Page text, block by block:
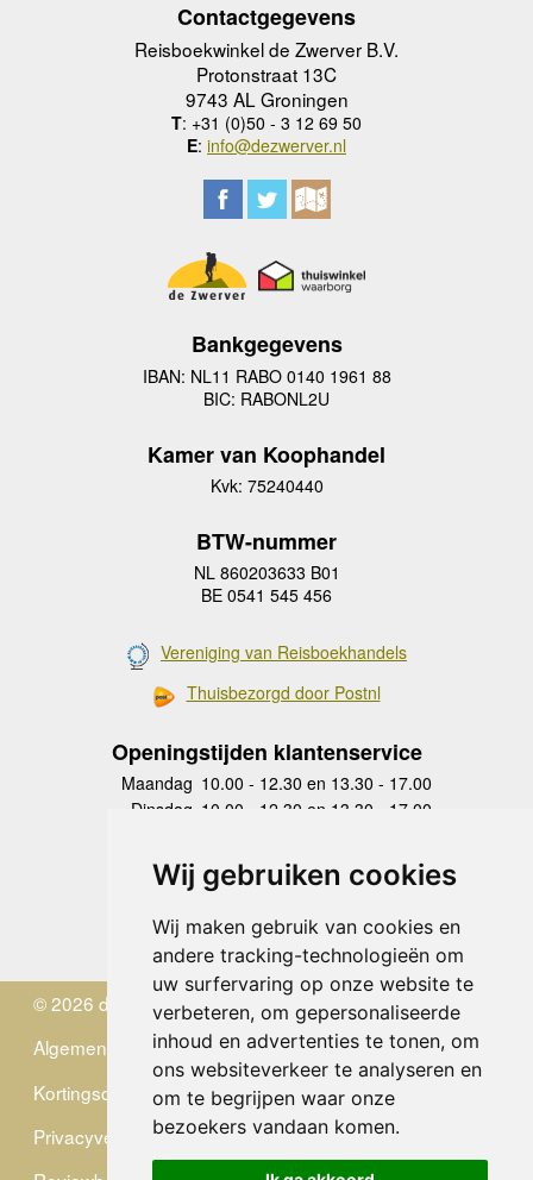
Wij gebruiken cookies
Wij maken gebruik van cookies en
andere tracking-technologieën om
uw surfervaring op onze website te
verbeteren, om gepersonaliseerde
inhoud en advertenties te tonen, om
ons websiteverkeer te analyseren en
om te begrijpen waar onze
bezoekers vandaan komen.
Contactgegevens
Reisboekwinkel de Zwerver B.V.
Protonstraat 13C
9743 AL Groningen
T: +31 (0)50 - 3 12 69 50
E: info@dezwerver.nl
Bankgegevens
IBAN: NL11 RABO 0140 1961 88
BIC: RABONL2U
Kamer van Koophandel
Kvk: 75240440
BTW-nummer
NL 860203633 B01
BE 0541 545 456
Vereniging van Reisboekhandels
Thuisbezorgd door Postnl
Openingstijden klantenservice
Maandag 10.00 - 12.30 en 13.30 - 17.00
Dinsdag 10.00 - 12.30 en 13.30 - 17.00
Donderdag
10.00 - 12.30 en 13.30 - 17.00
Vrijdag 10.00 - 12.30 en 13.30 - 17.00
Zaterdag
gesloten
Zondag gesloten
© 2026 de Zwerver
Algemene Voorwaarden
Kortingscode
Privacyverklaring